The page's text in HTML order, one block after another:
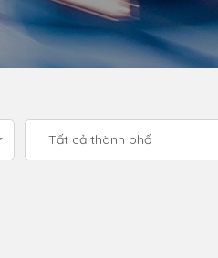
Tất cả thành phố